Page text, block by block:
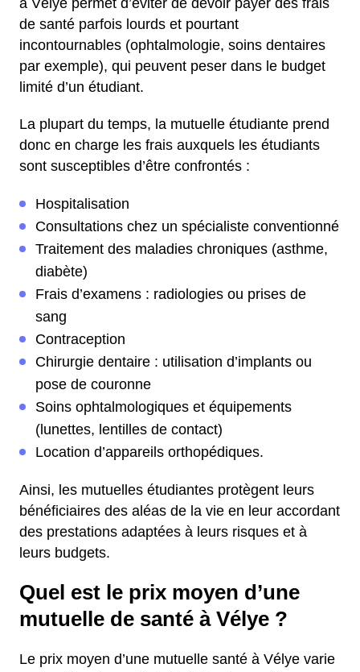
à Vélye permet d’éviter de devoir payer des frais
de santé parfois lourds et pourtant
incontournables (ophtalmologie, soins dentaires
par exemple), qui peuvent peser dans le budget
limité d’un étudiant.
La plupart du temps, la mutuelle étudiante prend
donc en charge les frais auxquels les étudiants
sont susceptibles d’être confrontés :
Hospitalisation
Consultations chez un spécialiste conventionné
Traitement des maladies chroniques (asthme,
diabète)
Frais d’examens : radiologies ou prises de
sang
Contraception
Chirurgie dentaire : utilisation d’implants ou
pose de couronne
Soins ophtalmologiques et équipements
(lunettes, lentilles de contact)
Location d’appareils orthopédiques.
Ainsi, les mutuelles étudiantes protègent leurs
bénéficiaires des aléas de la vie en leur accordant
des prestations adaptées à leurs risques et à
leurs budgets.
Quel est le prix moyen d’une
mutuelle de santé à Vélye ?
Le prix moyen d’une mutuelle santé à Vélye varie